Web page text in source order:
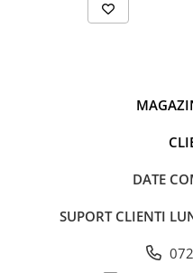
DATE
SUPORT CLIENTI